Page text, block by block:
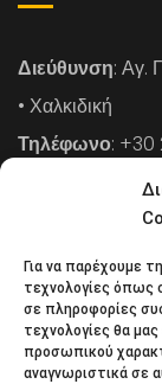
Για να παρέχουμε
τεχνολογίες όπως
σε πληροφορίες
τεχνολογίες θα
προσωπικού
αναγνωριστικά σε
Διεύθυνση: Αγ.
• Χαλκιδική
Τηλέφωνο: +30
: +30 2373
:
Κάντε εγγραφή